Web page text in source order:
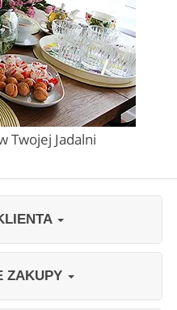
Twojej Jadalni
ZAKUPY